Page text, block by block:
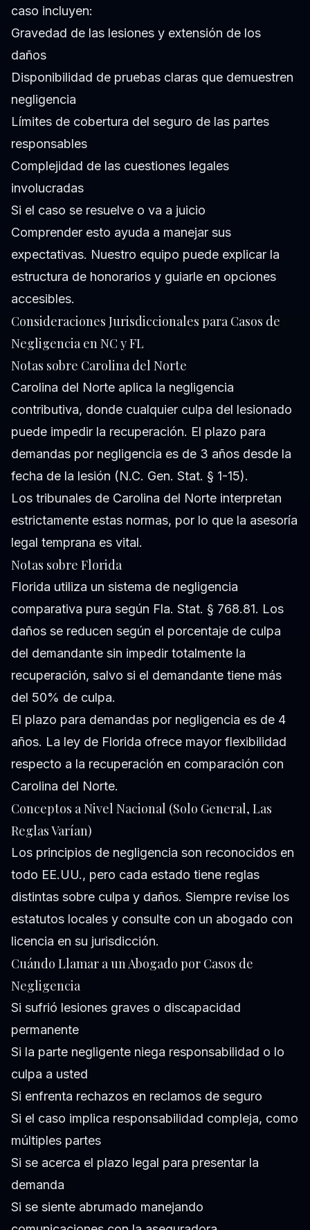
caso incluyen:
Gravedad de las lesiones y extensión de los
daños
Disponibilidad de pruebas claras que demuestren
negligencia
Límites de cobertura del seguro de las partes
responsables
Complejidad de las cuestiones legales
involucradas
Si el caso se resuelve o va a juicio
Comprender esto ayuda a manejar sus
expectativas. Nuestro equipo puede explicar la
estructura de honorarios y guiarle en opciones
accesibles.
Consideraciones Jurisdiccionales para Casos de
Negligencia en NC y FL
Notas sobre Carolina del Norte
Carolina del Norte aplica la negligencia
contributiva, donde cualquier culpa del lesionado
puede impedir la recuperación. El plazo para
demandas por negligencia es de 3 años desde la
fecha de la lesión (N.C. Gen. Stat. § 1-15).
Los tribunales de Carolina del Norte interpretan
estrictamente estas normas, por lo que la asesoría
legal temprana es vital.
Notas sobre Florida
Florida utiliza un sistema de negligencia
comparativa pura según Fla. Stat. § 768.81. Los
daños se reducen según el porcentaje de culpa
del demandante sin impedir totalmente la
recuperación, salvo si el demandante tiene más
del 50% de culpa.
El plazo para demandas por negligencia es de 4
años. La ley de Florida ofrece mayor flexibilidad
respecto a la recuperación en comparación con
Carolina del Norte.
Conceptos a Nivel Nacional (Solo General, Las
Reglas Varían)
Los principios de negligencia son reconocidos en
todo EE.UU., pero cada estado tiene reglas
distintas sobre culpa y daños. Siempre revise los
estatutos locales y consulte con un abogado con
licencia en su jurisdicción.
Cuándo Llamar a un Abogado por Casos de
Negligencia
Si sufrió lesiones graves o discapacidad
permanente
Si la parte negligente niega responsabilidad o lo
culpa a usted
Si enfrenta rechazos en reclamos de seguro
Si el caso implica responsabilidad compleja, como
múltiples partes
Si se acerca el plazo legal para presentar la
demanda
Si se siente abrumado manejando